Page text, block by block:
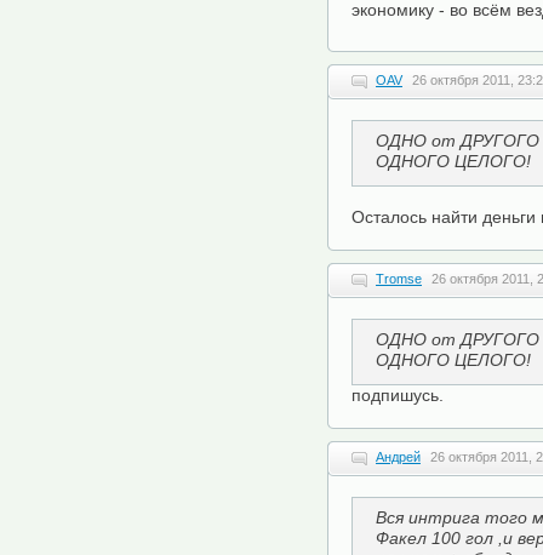
экономику - во всём
OAV 26 октября 2011,
ОДНО от
ОДНОГО ЦЕЛОГО!
Осталось найти деньги
Tromse 26 октября 2011,
ОДНО от
ОДНОГО ЦЕЛОГО!
подпишусь.
Андрей 26 октября 2011,
Вся интрига того
Факел 100 гол ,и